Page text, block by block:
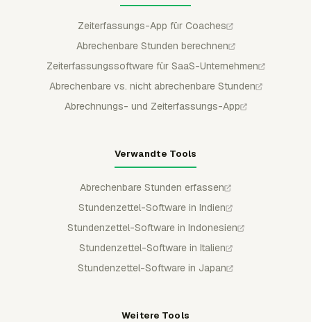
Zeiterfassungs-App für Coaches
Abrechenbare Stunden berechnen
Zeiterfassungssoftware für SaaS-Unternehmen
Abrechenbare vs. nicht abrechenbare Stunden
Abrechnungs- und Zeiterfassungs-App
Verwandte Tools
Abrechenbare Stunden erfassen
Stundenzettel-Software in Indien
Stundenzettel-Software in Indonesien
Stundenzettel-Software in Italien
Stundenzettel-Software in Japan
Weitere Tools